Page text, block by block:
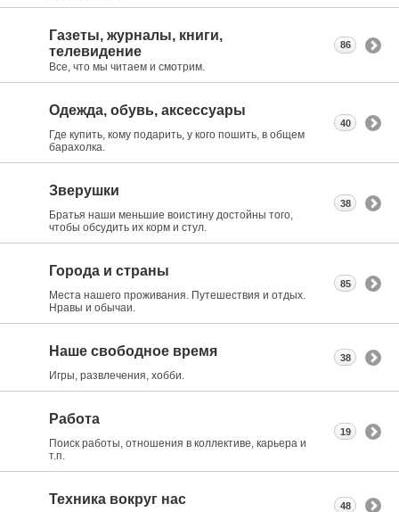
Газеты, журналы, книги,
телевидение
Все, что мы читаем и смотрим.
86
Одежда, обувь, аксессуары
Где купить, кому подарить, у кого пошить, в общем
барахолка.
40
Зверушки
Братья наши меньшие воистину достойны того,
чтобы обсудить их корм и стул.
38
Города и страны
Места нашего проживания. Путешествия и отдых.
Нравы и обычаи.
85
Наше свободное время
Игры, развлечения, хобби.
38
Работа
Поиск работы, отношения в коллективе, карьера и
т.п.
19
Техника вокруг нас 48